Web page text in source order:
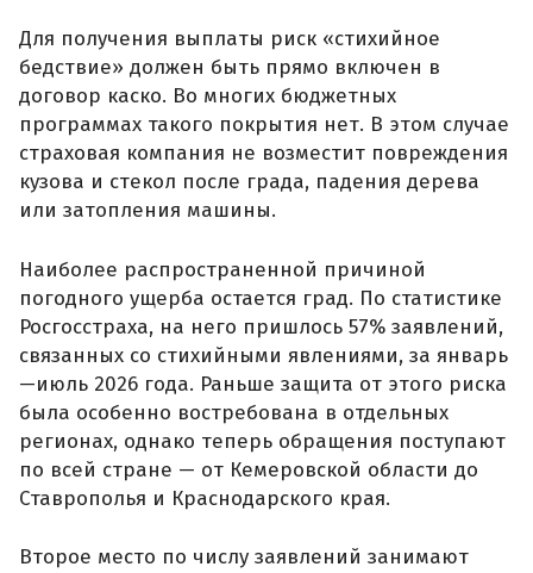
Для получения выплаты риск «стихийное
бедствие» должен быть прямо включен в
договор каско. Во многих бюджетных
программах такого покрытия нет. В этом случае
страховая компания не возместит повреждения
кузова и стекол после града, падения дерева
или затопления машины.
Наиболее распространенной причиной
погодного ущерба остается град. По статистике
Росгосстраха, на него пришлось 57% заявлений,
связанных со стихийными явлениями, за январь
—июль 2026 года. Раньше защита от этого риска
была особенно востребована в отдельных
регионах, однако теперь обращения поступают
по всей стране — от Кемеровской области до
Ставрополья и Краснодарского края.
Второе место по числу заявлений занимают